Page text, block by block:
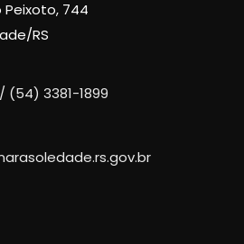
Peixoto, 744
RS
(54) 3381-1899